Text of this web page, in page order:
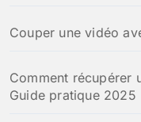
Couper une vidéo
Comment récupérer
Guide pratique 2025